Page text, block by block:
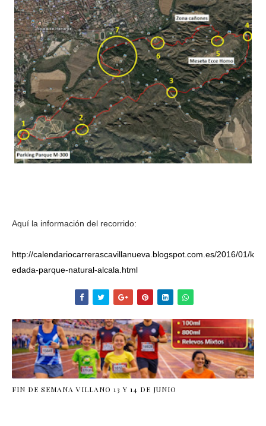
Aquí la información del recorrido:
http://calendariocarrerascavillanueva.blogspot.com.es/2016/01/k
edada-parque-natural-alcala.html
FIN DE SEMANA VILLANO 13 Y 14 DE JUNIO